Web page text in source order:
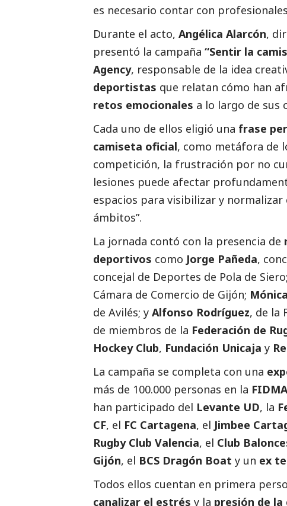
es necesario contar con
Durante el acto, Angélica Alarcón,
presentó la campaña “Sentir la
Agency, responsable de la idea
deportistas que relatan cómo han
retos emocionales a lo largo de sus
Cada uno de ellos eligió una frase
camiseta oficial, como metáfora de
competición, la frustración por no
lesiones puede afectar
espacios para visibilizar y
ámbitos”.
La jornada contó con la presencia de
deportivos como Jorge Pañeda,
concejal de Deportes de Pola de Siero;
Cámara de Comercio de Gijón;
de Avilés; y Alfonso Rodríguez, de la
de miembros de la Federación de
Hockey Club, Fundación Unicaja y
La campaña se completa con una
más de 100.000 personas en la FIDMA
han participado del Levante UD, la
CF, el FC Cartagena, el Jimbee
Rugby Club Valencia, el Club
Gijón, el BCS Dragón Boat y un ex
Todos ellos cuentan en primera
canalizar el estrés y la presión de